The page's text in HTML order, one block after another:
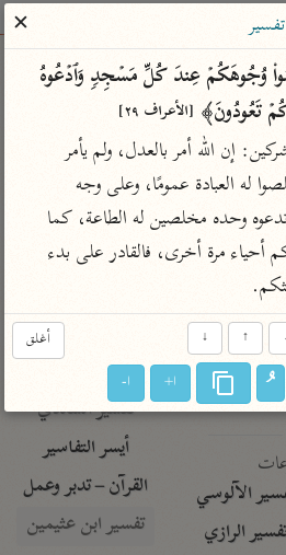
نشر القرآن والعلم الشرعي
القرآني
علوم مصاحف
Type 2 or
للقنوجي
للشوكاني
تفسير ابن جزي
الآلوسي
الرازي
الميسر
المختصر في
التفسير
تفسير السعدي
أيسر التفاسير
القرآن – تدبر وعمل
تفسير ابن عثيمين
✕
تَعُودُونَ﴾ [الأعراف ٢٩]
قل - يا محمد - لهؤلاء المشركين: إن الله أمر بالعدل، ولم يأمر
أغلق ↑
↓
ا+ ا-